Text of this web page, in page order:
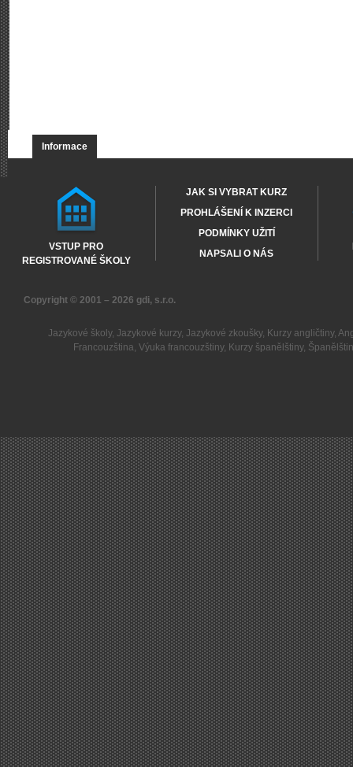
Informace
VSTUP PRO
REGISTROVANÉ ŠKOLY
JAK SI VYBRAT KURZ
PROHLÁŠENÍ K INZERCI
PODMÍNKY UŽITÍ
NAPSALI O NÁS
Copyright © 2001 – 2026 gdi, s.r.o.
Jazykové školy, Jazykové kurzy, Jazykové zkoušky, Kurzy angličtiny,
Francouzština,Výuka francouzštiny, Kurzy španělštiny,